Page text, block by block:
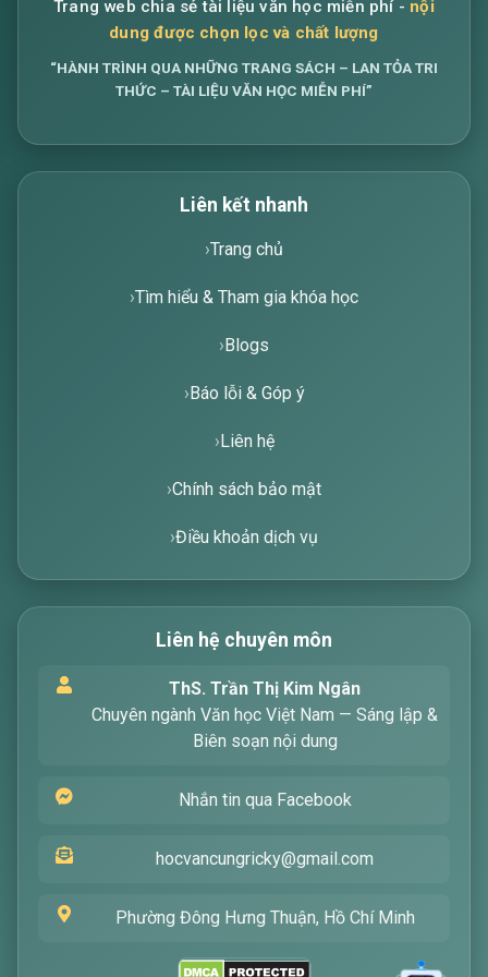
tìm kiếm các bài viết về văn học. Hãy nhập từ
khóa mà bạn quan tâm, tôi sẽ giúp bạn ngay
Trang web chia sẻ tài liệu văn học miễn phí - nội
dung được chọn lọc và chất lượng
“HÀNH TRÌNH QUA NHỮNG TRANG SÁCH – LAN TỎA TRI
THỨC – TÀI LIỆU VĂN HỌC MIỄN PHÍ”
Liên kết nhanh
Trang chủ
Tìm hiểu & Tham gia khóa học
Blogs
Báo lỗi & Góp ý
Liên hệ
Chính sách bảo mật
Điều khoản dịch vụ
Liên hệ chuyên môn
ThS. Trần Thị Kim Ngân
Chuyên ngành Văn học Việt Nam — Sáng lập &
Biên soạn nội dung
Nhắn tin qua Facebook
hocvancungricky@gmail.com
Phường Đông Hưng Thuận, Hồ Chí Minh